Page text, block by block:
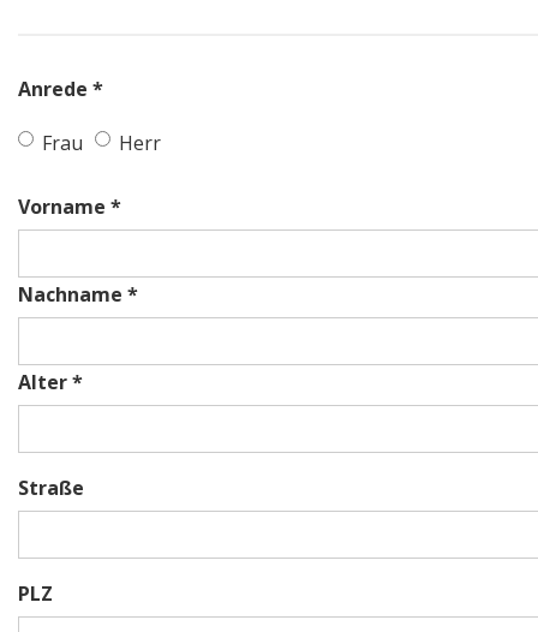
Anrede *
Frau Herr
Vorname *
Nachname *
Alter *
Straße
PLZ